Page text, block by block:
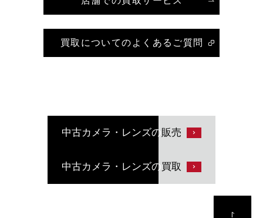
買取についてのよくあるご質問
中古カメラ・レンズの販売
中古カメラ・レンズの買取